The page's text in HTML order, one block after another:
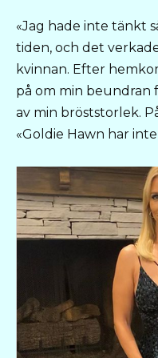
«Jag hade inte tänkt
tiden, och det
kvinnan. Efter
på om min beundran
av min bröststorlek.
«Goldie Hawn har